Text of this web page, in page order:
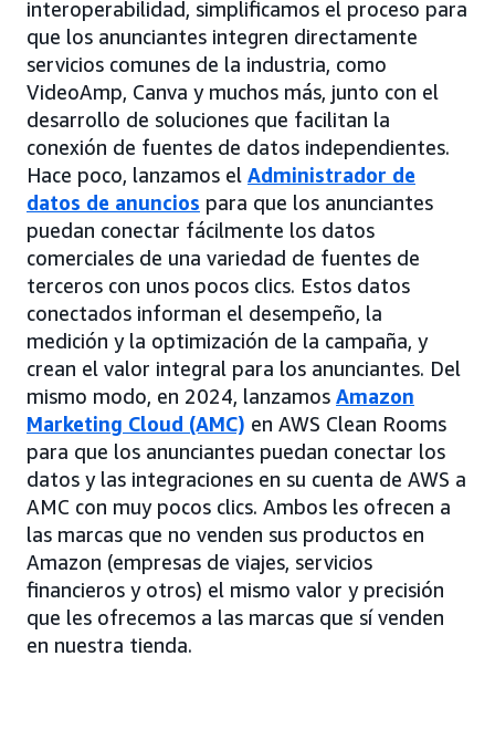
interoperabilidad, simplificamos el proceso para
que los anunciantes integren directamente
servicios comunes de la industria, como
VideoAmp, Canva y muchos más, junto con el
desarrollo de soluciones que facilitan la
conexión de fuentes de datos independientes.
Hace poco, lanzamos el Administrador de
datos de anuncios para que los anunciantes
puedan conectar fácilmente los datos
comerciales de una variedad de fuentes de
terceros con unos pocos clics. Estos datos
conectados informan el desempeño, la
medición y la optimización de la campaña, y
crean el valor integral para los anunciantes. Del
mismo modo, en 2024, lanzamos Amazon
Marketing Cloud (AMC) en AWS Clean Rooms
para que los anunciantes puedan conectar los
datos y las integraciones en su cuenta de AWS a
AMC con muy pocos clics. Ambos les ofrecen a
las marcas que no venden sus productos en
Amazon (empresas de viajes, servicios
financieros y otros) el mismo valor y precisión
que les ofrecemos a las marcas que sí venden
en nuestra tienda.